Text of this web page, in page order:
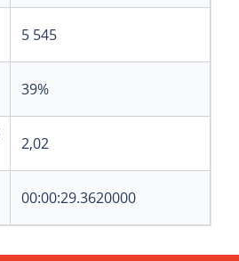
5 545
39%
2,02
00:00:29.3620000